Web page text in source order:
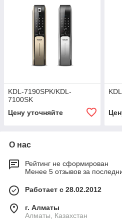
KDL-7190SPK/KDL-
7100SK
Цену уточняйте
О нас
Рейтинг не сформирован
Менее 5 отзывов за
Работает с 28.02.2012
г. Алматы
Алматы, Казахстан